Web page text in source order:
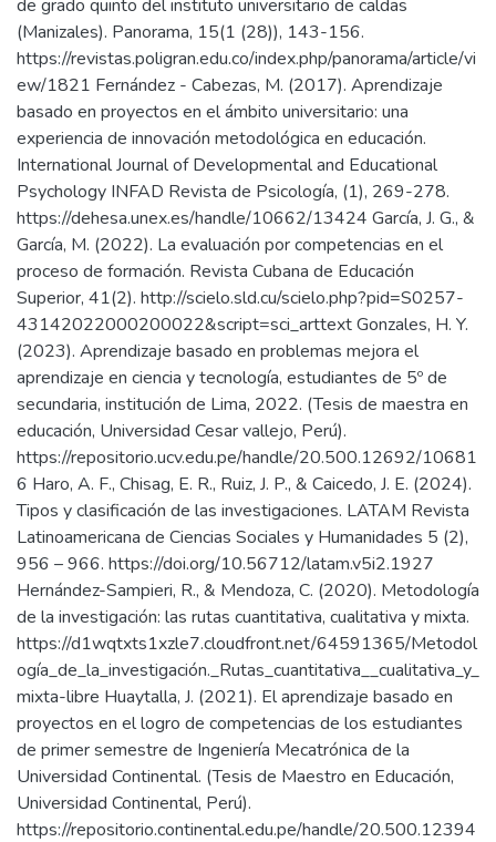
de grado quinto del instituto universitario de caldas
(Manizales). Panorama, 15(1 (28)), 143-156.
https://revistas.poligran.edu.co/index.php/panorama/article/vi
ew/1821 Fernández - Cabezas, M. (2017). Aprendizaje
basado en proyectos en el ámbito universitario: una
experiencia de innovación metodológica en educación.
International Journal of Developmental and Educational
Psychology INFAD Revista de Psicología, (1), 269-278.
https://dehesa.unex.es/handle/10662/13424 García, J. G., &
García, M. (2022). La evaluación por competencias en el
proceso de formación. Revista Cubana de Educación
Superior, 41(2). http://scielo.sld.cu/scielo.php?pid=S0257-
43142022000200022&script=sci_arttext Gonzales, H. Y.
(2023). Aprendizaje basado en problemas mejora el
aprendizaje en ciencia y tecnología, estudiantes de 5º de
secundaria, institución de Lima, 2022. (Tesis de maestra en
educación, Universidad Cesar vallejo, Perú).
https://repositorio.ucv.edu.pe/handle/20.500.12692/10681
6 Haro, A. F., Chisag, E. R., Ruiz, J. P., & Caicedo, J. E. (2024).
Tipos y clasificación de las investigaciones. LATAM Revista
Latinoamericana de Ciencias Sociales y Humanidades 5 (2),
956 – 966. https://doi.org/10.56712/latam.v5i2.1927
Hernández-Sampieri, R., & Mendoza, C. (2020). Metodología
de la investigación: las rutas cuantitativa, cualitativa y mixta.
https://d1wqtxts1xzle7.cloudfront.net/64591365/Metodol
ogía_de_la_investigación._Rutas_cuantitativa__cualitativa_y_
mixta-libre Huaytalla, J. (2021). El aprendizaje basado en
proyectos en el logro de competencias de los estudiantes
de primer semestre de Ingeniería Mecatrónica de la
Universidad Continental. (Tesis de Maestro en Educación,
Universidad Continental, Perú).
https://repositorio.continental.edu.pe/handle/20.500.12394